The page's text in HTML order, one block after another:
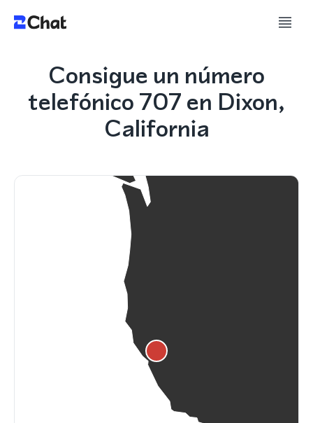
Consigue un número
telefónico 707 en Dixon,
California